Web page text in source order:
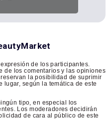
de los participantes.
de los comentarios y las opiniones
la posibilidad de suprimir
lugar, según la temática de este
tipo, en especial los
Los moderadores decidirán
de cara al público de este